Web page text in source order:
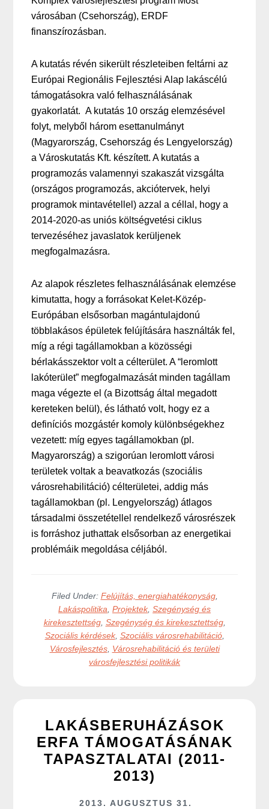
városában (Csehország), ERDF
finanszírozásban.
A kutatás révén sikerült részleteiben feltárni az
Európai Regionális Fejlesztési Alap lakáscélú
támogatásokra való felhasználásának
gyakorlatát. A kutatás 10 ország elemzésével
folyt, melyből három esettanulmányt
(Magyarország, Csehország és Lengyelország)
a Városkutatás Kft. készített. A kutatás a
programozás valamennyi szakaszát vizsgálta
(országos programozás, akciótervek, helyi
programok mintavétellel) azzal a céllal, hogy a
2014-2020-as uniós költségvetési ciklus
tervezéséhez javaslatok kerüljenek
megfogalmazásra.
Az alapok részletes felhasználásának elemzése
kimutatta, hogy a forrásokat Kelet-Közép-
Európában elsősorban magántulajdonú
többlakásos épületek felújítására használták fel,
míg a régi tagállamokban a közösségi
bérlakásszektor volt a célterület. A “leromlott
lakóterület” megfogalmazását minden tagállam
maga végezte el (a Bizottság által megadott
kereteken belül), és látható volt, hogy ez a
definíciós mozgástér komoly különbségekhez
vezetett: míg egyes tagállamokban (pl.
Magyarország) a szigorúan leromlott városi
területek voltak a beavatkozás (szociális
városrehabilitáció) célterületei, addig más
tagállamokban (pl. Lengyelország) átlagos
társadalmi összetétellel rendelkező városrészek
is forráshoz juthattak elsősorban az energetikai
problémáik megoldása céljából.
Filed Under: Felújítás, energiahatékonyság,
Lakáspolitika, Projektek, Szegénység és
kirekesztettség, Szegénység és kirekesztettség,
Szociális kérdések, Szociális városrehabilitáció,
Városfejlesztés, Városrehabilitáció és területi
városfejlesztési politikák
LAKÁSBERUHÁZÁSOK
ERFA TÁMOGATÁSÁNAK
TAPASZTALATAI (2011-
2013)
2013. AUGUSZTUS 31.